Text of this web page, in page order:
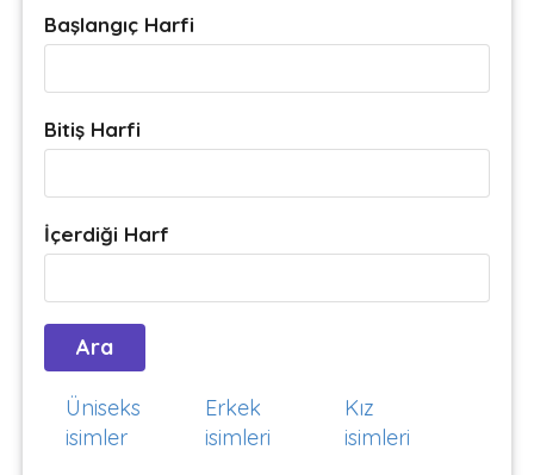
Başlangıç Harfi
Bitiş Harfi
İçerdiği Harf
Üniseks
isimler
Erkek
isimleri
Kız
isimleri